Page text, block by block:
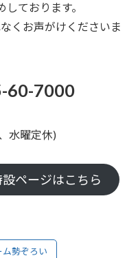
ております。
くお声がけくださいま
60-7000
水曜定休)
ページはこちら
ム勢ぞろい